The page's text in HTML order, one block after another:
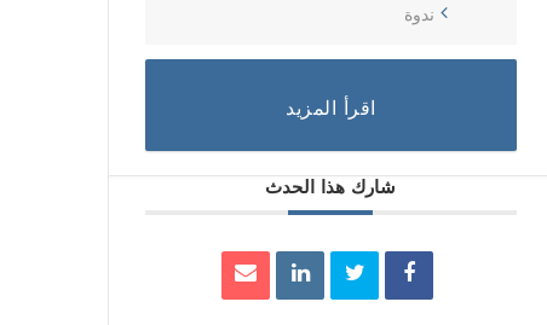
ندوة
اقرأ المزيد
شارك هذا الحدث